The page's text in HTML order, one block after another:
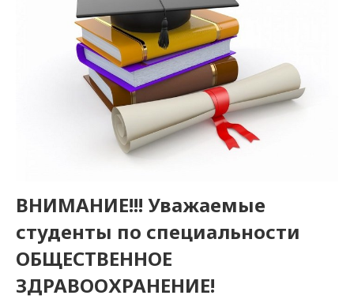
ВНИМАНИЕ!!! Уважаемые
студенты по специальности
ОБЩЕСТВЕННОЕ
ЗДРАВООХРАНЕНИЕ!